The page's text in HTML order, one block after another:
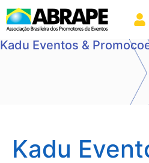
Kadu Eventos &
Kadu